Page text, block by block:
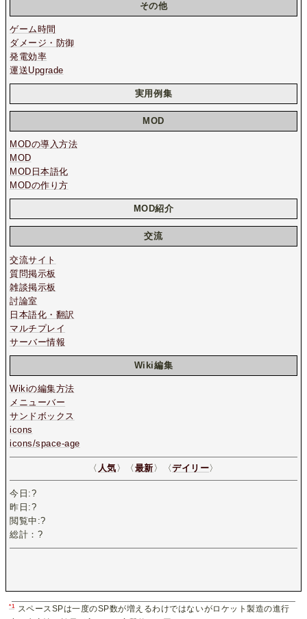
その他
ゲーム時間
ダメージ・防御
発電効率
運送Upgrade
実用例集
MOD
MODの導入方法
MOD
MOD日本語化
MODの作り方
MOD紹介
交流
交流サイト
質問掲示板
雑談掲示板
討論室
日本語化・翻訳
マルチプレイ
サーバー情報
Wiki編集
Wikiの編集方法
メニューバー
サンドボックス
icons
icons/space-age
〈 人気 〉〈 最新 〉〈デイリー〉
今日:?
昨日:?
閲覧中:?
総計： ?
*1
スペースSPは一度のSP数が増えるわけではないがロケット製造の進行